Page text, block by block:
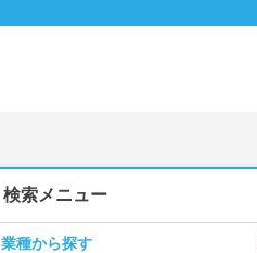
検索メニュー
業種から探す